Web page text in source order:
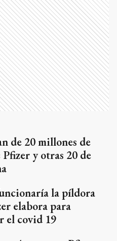
de 20 millones de
Pfizer y otras 20 de
la píldora
elabora para
el covid 19